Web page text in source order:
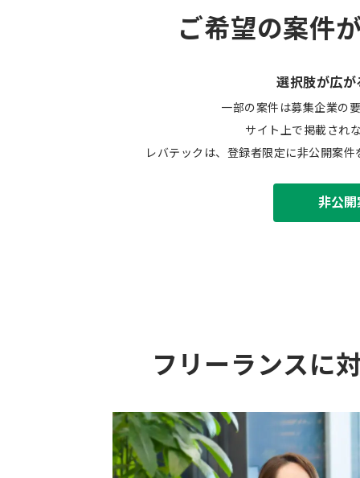
ご希望の案件
選択肢が広が
一部の案件は募集企業の
サイト上で掲載され
レバテックは、登録者限定に非公開案
非公
フリーランスに